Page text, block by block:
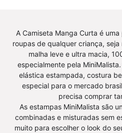
Winter
Sale
40%
-
bebê-
minimalista-
estiloso
A Camiseta Manga Curta é
roupas de qualquer criança, seja
malha leve e ultra macia,
especialmente pela
elástica estampada, costura
especial para o mercado
precisa comprar
As estampas MiniMalista são
combinadas e misturadas sem
muito para escolher o look do